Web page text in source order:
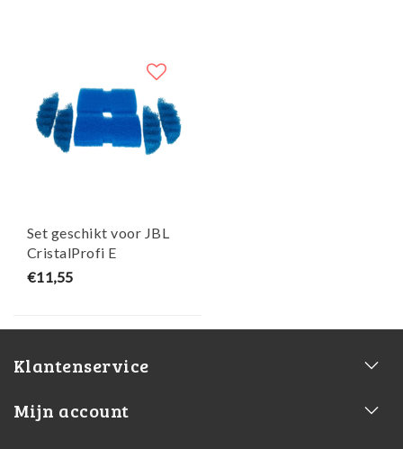
Set geschikt voor JBL
CristalProfi E
CombiBloc
€11,55
Klantenservice
Mijn account